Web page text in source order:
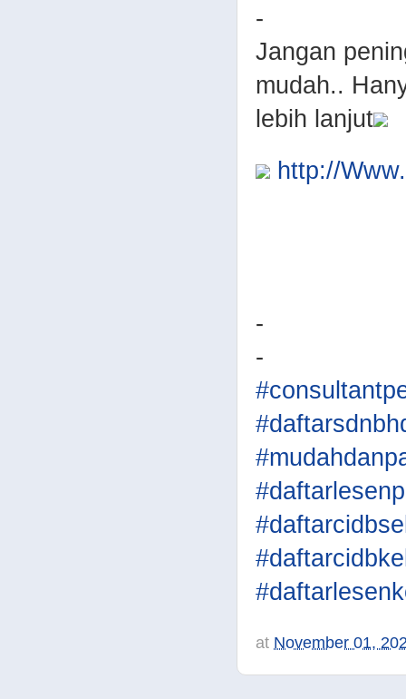
-
Jangan
mudah..
lebih lanjut
http://
-
-
at November 01,